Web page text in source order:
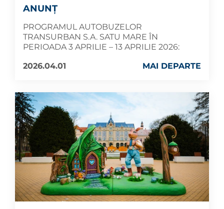
ANUNȚ
PROGRAMUL AUTOBUZELOR
TRANSURBAN S.A. SATU MARE ÎN
PERIOADA 3 APRILIE – 13 APRILIE 2026:
2026.04.01
MAI DEPARTE